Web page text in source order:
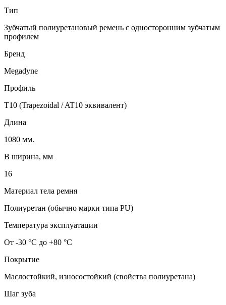
Тип
Зубчатый полиуретановый ремень с односторонним зубчатым
профилем
Бренд
Megadyne
Профиль
T10 (Trapezoidal / AT10 эквивалент)
Длина
1080 мм.
B ширина, мм
16
Материал тела ремня
Полиуретан (обычно марки типа PU)
Температура эксплуатации
От -30 °C до +80 °C
Покрытие
Маслостойкий, износостойкий (свойства полиуретана)
Шаг зуба